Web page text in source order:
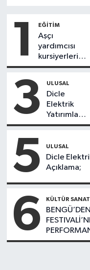
1 EĞİTİM
Aşçı
yardımcısı
kursiyerleri
eğitimlerini
tamamladı
3 ULUSAL
Dicle
Elektrik
Yatırımları
Sonuç
Mardin’de
Kayıp
Kaçak
Büyük
Düşüş
5 ULUSAL
Dicle
Açıklama;
6 KÜLTÜR SANAT